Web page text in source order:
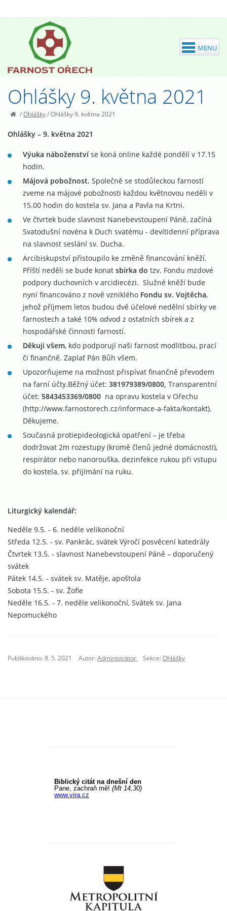
Ohlášky 9. května 2021
/Ohlášky/Ohlášky 9. května 2021
Ohlášky – 9. května 2021
Výuka náboženstvíse koná online každé pondělí v 17.15
hodin.
Májová pobožnost. Společně se stodůleckou farností
zveme na májové pobožnosti každou květnovou neděli v
15.00 hodin do kostela sv. Jana a Pavla na Krtni.
Ve čtvrtek bude slavnost Nanebevstoupení Páně, začíná
Svatodušní novéna k Duch svatému - devítidenní příprava
na slavnost seslání sv. Ducha.
Arcibiskupství přistoupilo ke změně financování kněží.
Příští neděli se bude konat sbírka do tzv. Fondu mzdové
podpory duchovních v arcidiecézi. Služné kněží bude
nyní financováno z nově vzniklého Fondu sv. Vojtěcha,
jehož příjmem letos budou dvě účelové nedělní sbírky ve
farnostech a také 10% odvod z ostatních sbírek a z
hospodářské činnosti farností.
Děkuji všem, kdo podporují naši farnost modlitbou, prací
či finančně. Zaplať Pán Bůh všem.
Upozorňujeme na možnost přispívat finančně převodem
na farní účty.Běžný účet: 381979389/0800, Transparentní
účet: 5843453369/0800 na opravu kostela v Ořechu
(http://www.farnostorech.cz/informace-a-fakta/kontakt).
Děkujeme.
Současná protiepideologická opatření – je třeba
dodržovat 2m rozestupy (kromě členů jedné domácnosti),
respirátor nebo nanorouška, dezinfekce rukou při vstupu
do kostela, sv. přijímání na ruku.
Liturgický kalendář:
Neděle 9.5. - 6. neděle velikonoční
Středa 12.5. - sv. Pankrác, svátek Výročí posvěcení katedrály
Čtvrtek 13.5. - slavnost Nanebevstoupení Páně – doporučený
svátek
Pátek 14.5. - svátek sv. Matěje, apoštola
Sobota 15.5. - sv. Žofie
Neděle 16.5. - 7. neděle velikonoční, Svátek sv. Jana
Nepomuckého
Publikováno: 8. 5. 2021 Autor:Administrátor Sekce:Ohlášky